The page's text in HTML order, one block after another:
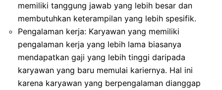
memiliki tanggung jawab yang lebih besar dan
membutuhkan keterampilan yang lebih spesifik.
Pengalaman kerja: Karyawan yang memiliki
pengalaman kerja yang lebih lama biasanya
mendapatkan gaji yang lebih tinggi daripada
karyawan yang baru memulai kariernya. Hal ini
karena karyawan yang berpengalaman dianggap